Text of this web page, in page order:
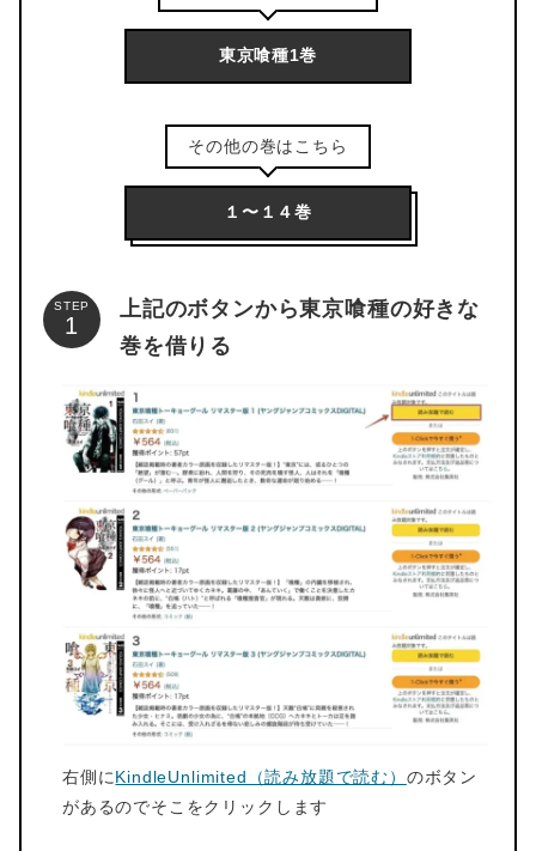
東京喰種1巻
その他の巻はこちら
１〜１４巻
STEP
上記のボタンから東京喰種の好きな
巻を借りる
右側にKindleUnlimited（読み放題で読む） のボタン
があるのでそこをクリックします